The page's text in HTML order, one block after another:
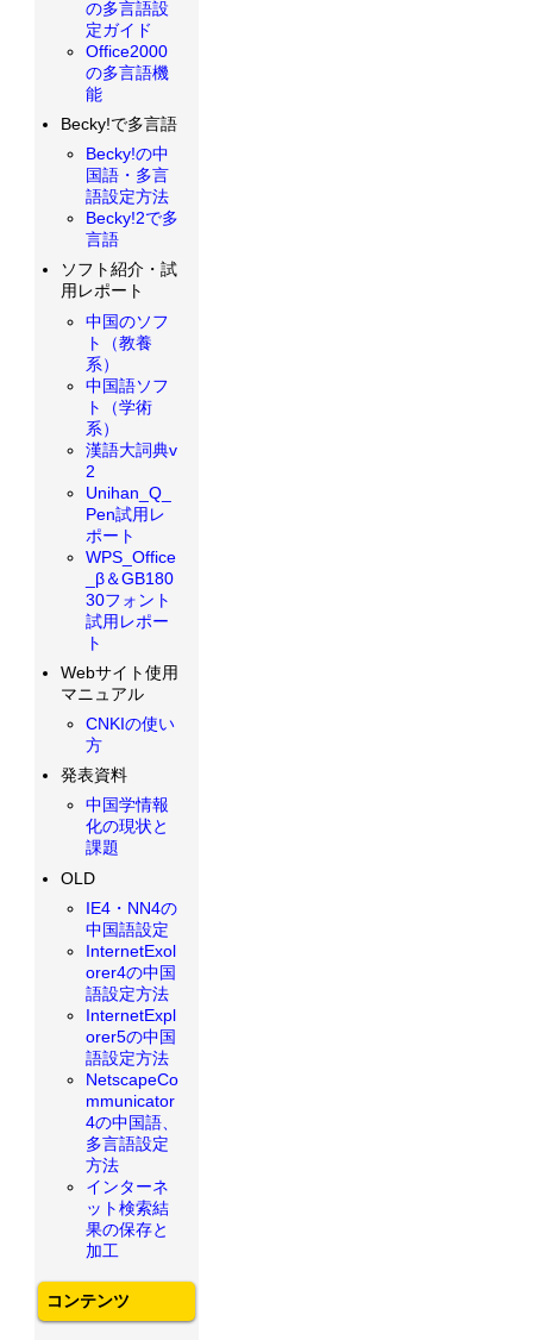
の多言語設
定ガイド
Office2000
の多言語機
能
Becky!で多言語
Becky!の中
国語・多言
語設定方法
Becky!2で多
言語
ソフト紹介・試
用レポート
中国のソフ
ト（教養
系）
中国語ソフ
ト（学術
系）
漢語大詞典v
2
Unihan_Q_
Pen試用レ
ポート
WPS_Office
_β＆GB180
30フォント
試用レポー
ト
Webサイト使用
マニュアル
CNKIの使い
方
発表資料
中国学情報
化の現状と
課題
OLD
IE4・NN4の
中国語設定
InternetExol
orer4の中国
語設定方法
InternetExpl
orer5の中国
語設定方法
NetscapeCo
mmunicator
4の中国語、
多言語設定
方法
インターネ
ット検索結
果の保存と
加工
コンテンツ